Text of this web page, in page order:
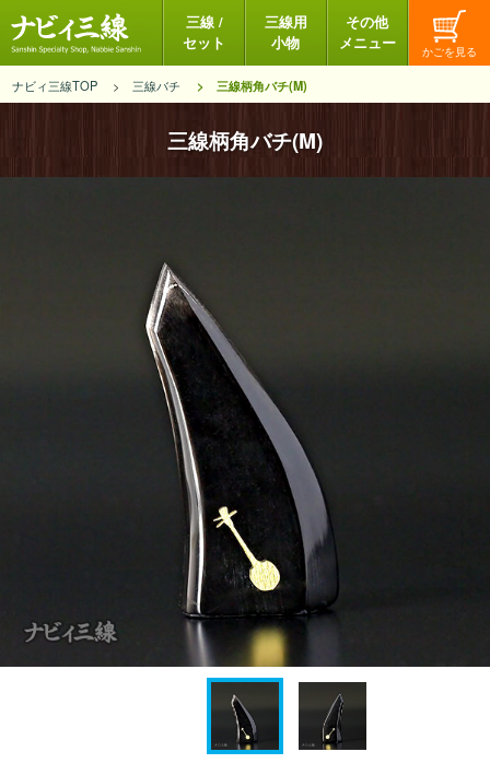
三線 /
セット
三線用
小物
その他
メニュー
ナビィ三線TOP 三線バチ 三線柄角バチ(M)
三線柄角バチ(M)